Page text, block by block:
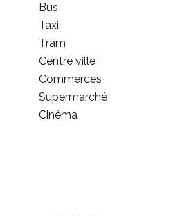
Bus
Taxi
Tram
Centre ville
Commerces
Supermarché
Cinéma